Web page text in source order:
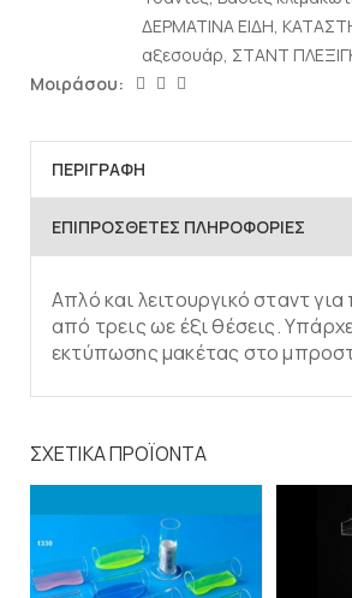
ΔΕΡΜΑΤΙΝΑ ΕΙΔΗ,
αξεσουάρ, ΣΤΑΝΤ
Μοιράσου:
ΠΕΡΙΓΡΑΦΉ
ΕΠΙΠΡΌΣΘΕΤΕΣ ΠΛΗΡΟΦΟΡΊΕΣ
Απλό και λειτουργικό σταντ
από τρεις ωε έξι θέσεις.
εκτύπωσης μακέτας στο
ΣΧΕΤΙΚΆ ΠΡΟΪΌΝΤΑ